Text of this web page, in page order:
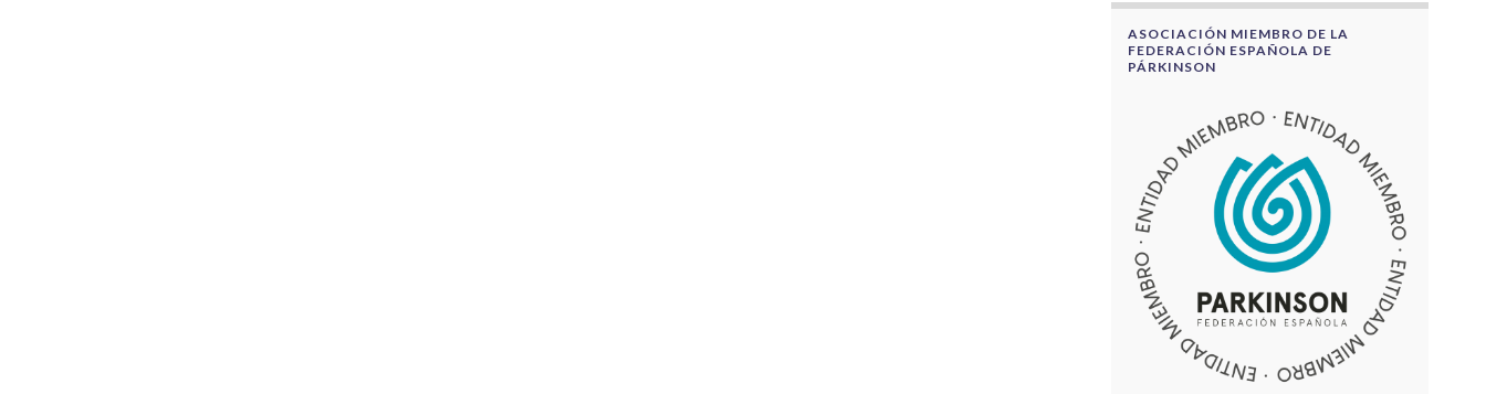
ASOCIACIÓN MIEMBRO DE LA
FEDERACIÓN ESPAÑOLA DE
PÁRKINSON